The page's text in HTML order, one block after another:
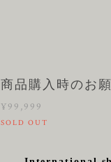
商品購入時のお
¥99,999
SOLD OUT